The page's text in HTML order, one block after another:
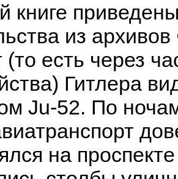
из
есть через
Гитлера
Ju-52. По
на